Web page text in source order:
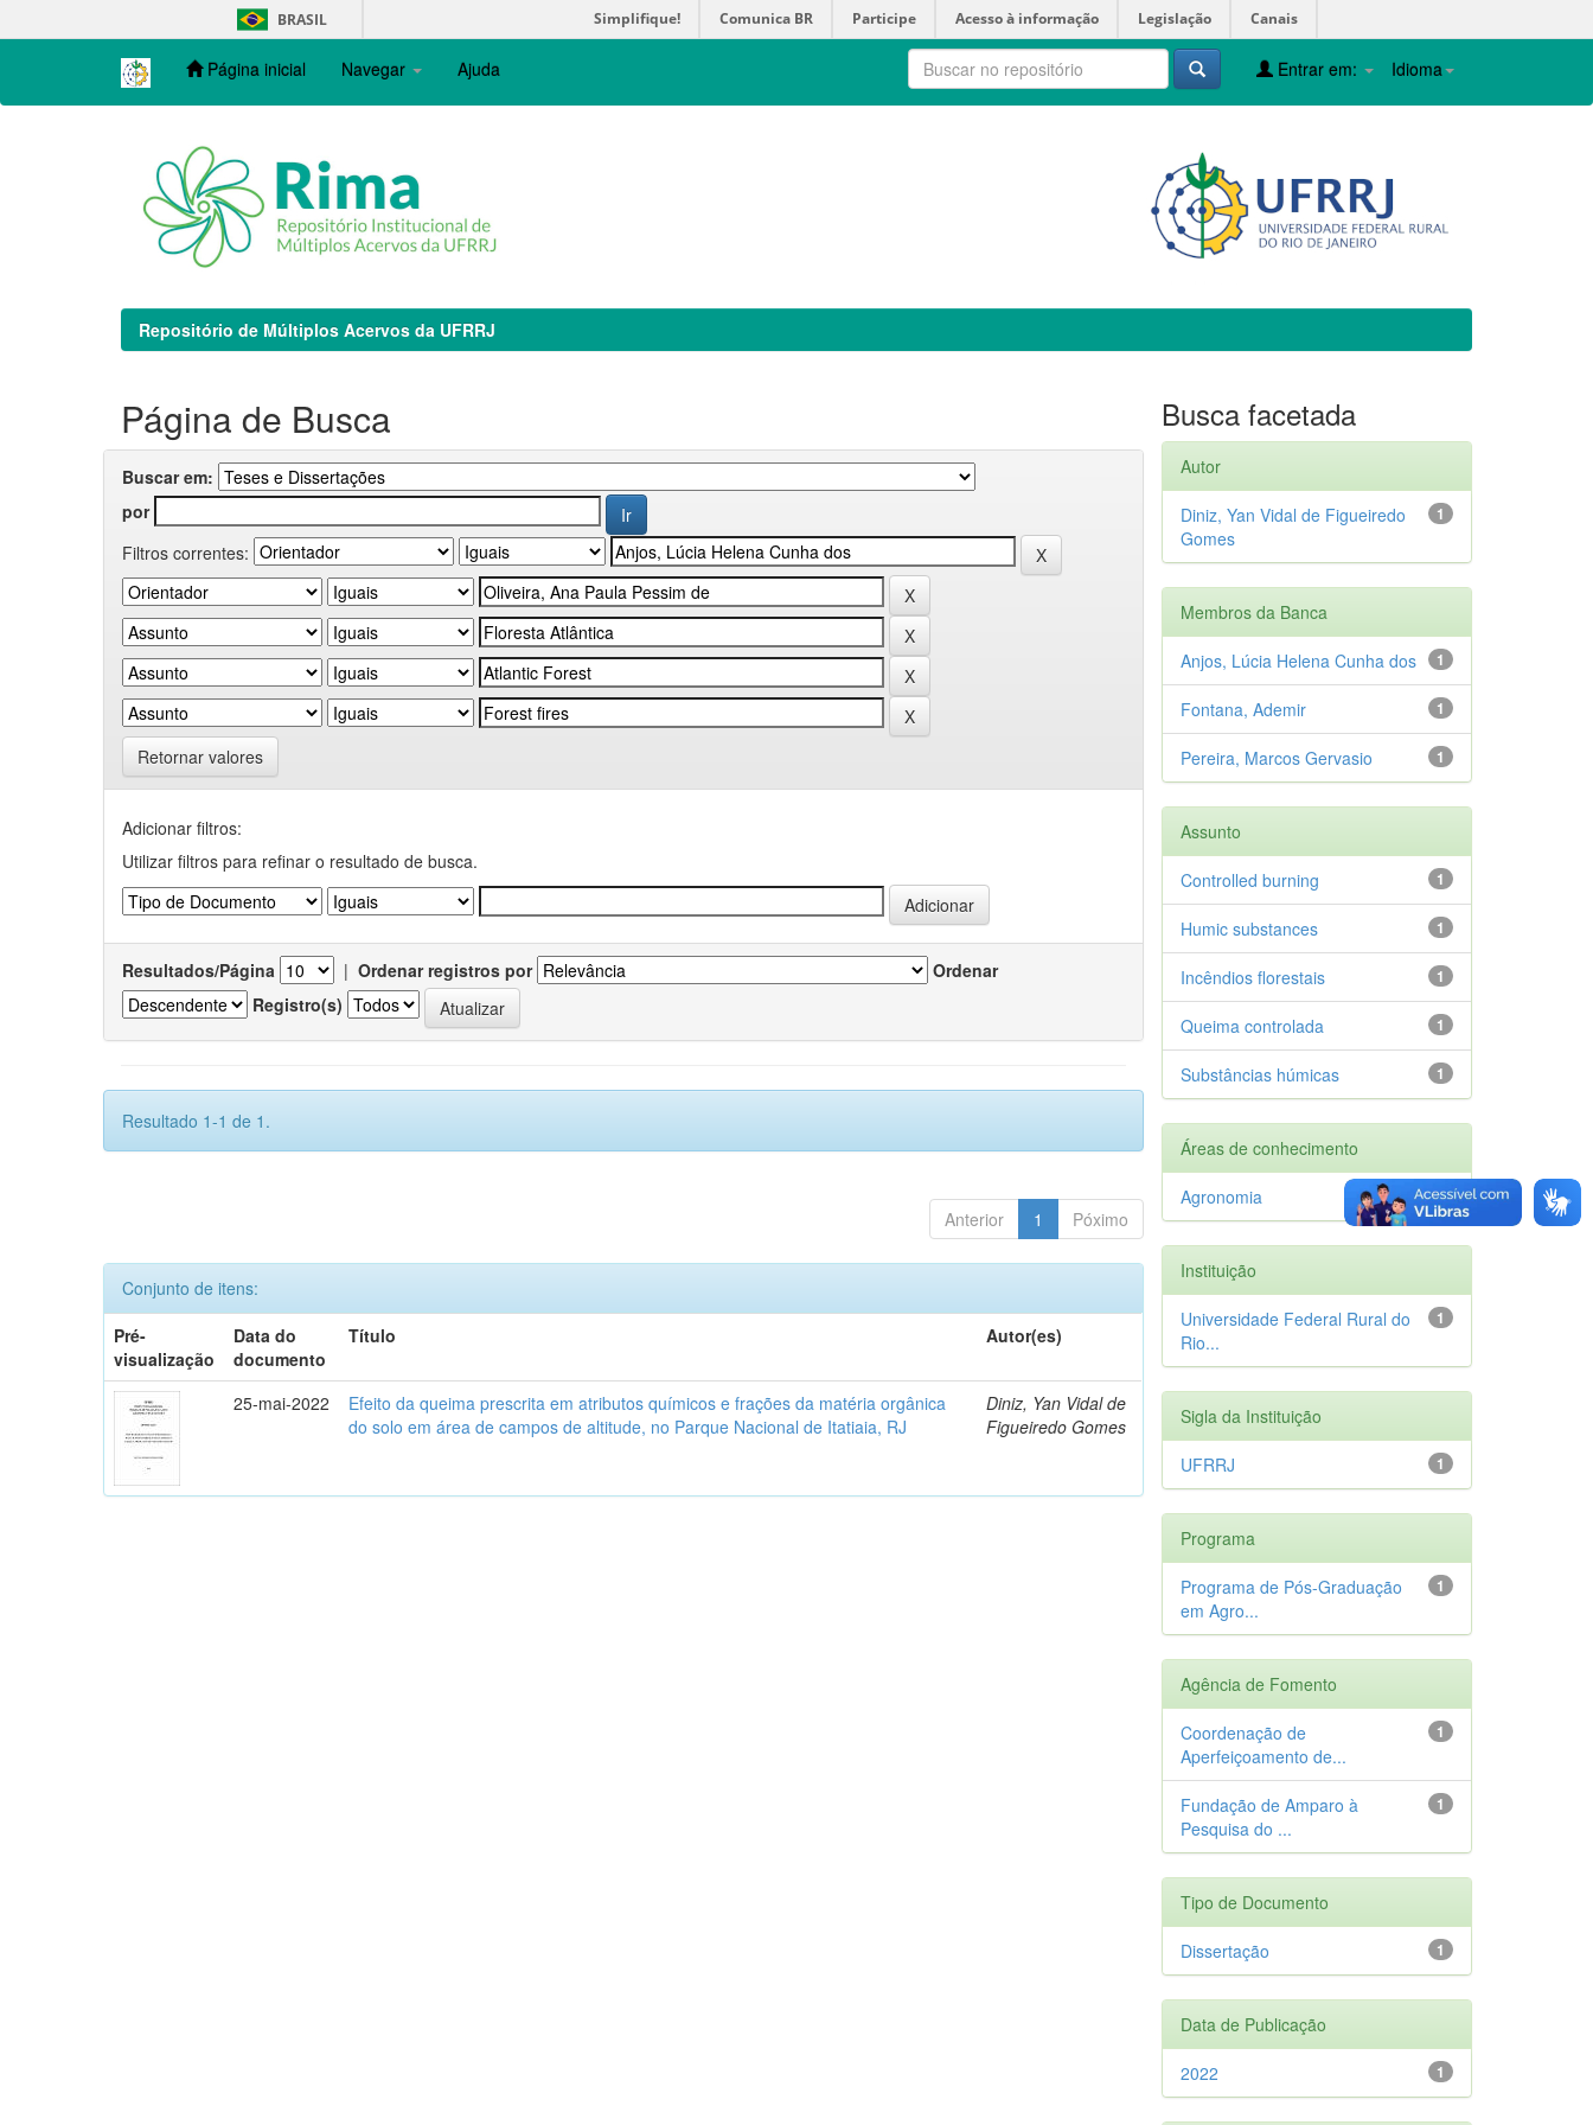
navigation
BRASIL Simplifique! Comunica BR Participe Acesso à informação Legislação Canais
Página inicial Navegar Ajuda Idioma
Entrar em:
Repositório de Múltiplos Acervos da UFRRJ
Página de Busca
Buscar em:
por
Filtros correntes:
Retornar valores
Adicionar filtros:
Utilizar filtros para refinar o resultado de busca.
Resultados/Página | Ordenar registros por
Ordenar
Registro(s)
Resultado 1-1 de 1.
Anterior 1 Póximo
Conjunto de itens:
Pré-
visualização
Data do
documento
Título Autor(es)
25-mai-2022
Efeito da queima prescrita em atributos químicos e frações da matéria orgânica
do solo em área de campos de altitude, no Parque Nacional de Itatiaia, RJ
Diniz, Yan Vidal de
Figueiredo Gomes
Busca facetada
Autor
1
Diniz, Yan Vidal de Figueiredo
Gomes
Membros da Banca
1
Anjos, Lúcia Helena Cunha dos
1
Fontana, Ademir
1
Pereira, Marcos Gervasio
Assunto
1
Controlled burning
1
Humic substances
1
Incêndios florestais
1
Queima controlada
1
Substâncias húmicas
Áreas de conhecimento
1
Agronomia
Instituição
1
Universidade Federal Rural do
Rio...
Sigla da Instituição
1
UFRRJ
Programa
1
Programa de Pós-Graduação
em Agro...
Agência de Fomento
1
Coordenação de
Aperfeiçoamento de...
1
Fundação de Amparo à
Pesquisa do ...
Tipo de Documento
1
Dissertação
Data de Publicação
1
2022